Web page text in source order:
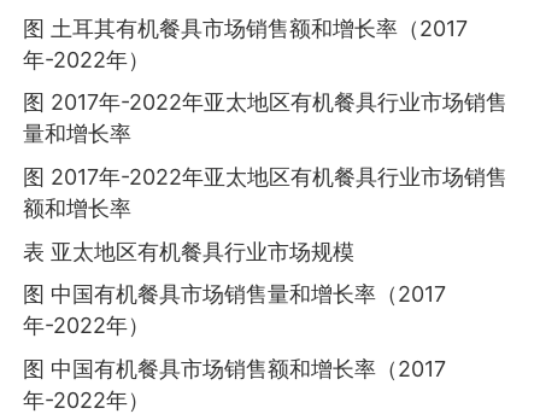
图 土耳其有机餐具市场销售额和增长率（2017
年-2022年）
图 2017年-2022年亚太地区有机餐具行业市场销售
量和增长率
图 2017年-2022年亚太地区有机餐具行业市场销售
额和增长率
表 亚太地区有机餐具行业市场规模
图 中国有机餐具市场销售量和增长率（2017
年-2022年）
图 中国有机餐具市场销售额和增长率（2017
年-2022年）